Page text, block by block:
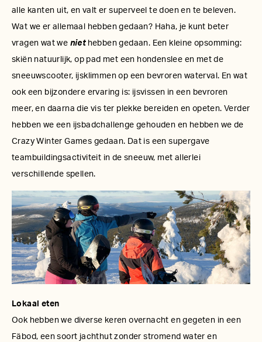
alle kanten uit, en valt er superveel te doen en te beleven.
Wat we er allemaal hebben gedaan? Haha, je kunt beter
vragen wat we niet hebben gedaan. Een kleine opsomming:
skiën natuurlijk, op pad met een hondenslee en met de
sneeuwscooter, ijsklimmen op een bevroren waterval. En wat
ook een bijzondere ervaring is: ijsvissen in een bevroren
meer, en daarna die vis ter plekke bereiden en opeten. Verder
hebben we een ijsbadchallenge gehouden en hebben we de
Crazy Winter Games gedaan. Dat is een supergave
teambuildingsactiviteit in de sneeuw, met allerlei
verschillende spellen.
Lokaal eten
Ook hebben we diverse keren overnacht en gegeten in een
Fäbod, een soort jachthut zonder stromend water en